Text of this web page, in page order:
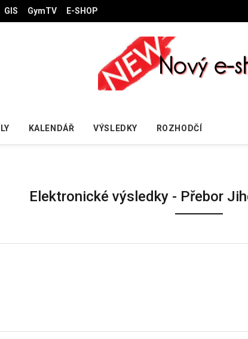
GIS GymTV E-SHOP
KALENDÁŘ VÝSLEDKY ROZHODČÍ
Elektronické výsledky - Přebor